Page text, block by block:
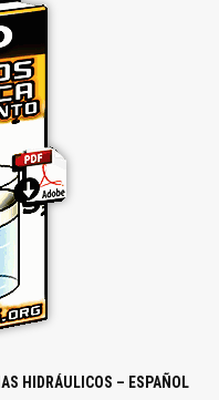
HIDRÁULICOS – ESPAÑOL